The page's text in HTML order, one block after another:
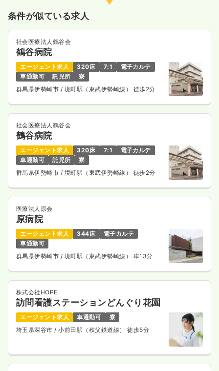
条件が似ている求人
社会医療法人鶴谷会
鶴谷病院
エージェント求人 320床 7:1
電子カルテ
車通勤可
託児所
寮
群馬県伊勢崎市 / 境町駅（東武伊勢崎線） 徒歩2分
社会医療法人鶴谷会
鶴谷病院
エージェント求人 320床 7:1
電子カルテ
車通勤可
託児所
寮
群馬県伊勢崎市 / 境町駅（東武伊勢崎線） 徒歩2分
医療法人原会
原病院
エージェント求人 344床
電子カルテ
車通勤可
群馬県伊勢崎市 / 境町駅（東武伊勢崎線） 車13分
株式会社HOPE
訪問看護ステーションどんぐり花園
エージェント求人 車通勤可
寮
埼玉県深谷市/ 小前田駅（秩父鉄道線） 徒歩5分